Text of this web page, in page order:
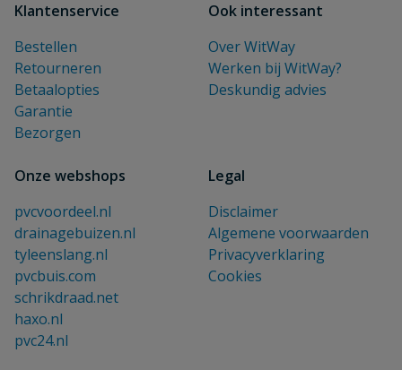
Klantenservice
Bestellen
Retourneren
Betaalopties
Garantie
Bezorgen
Ook interessant
Over WitWay
Werken bij WitWay?
Deskundig advies
Onze webshops
pvcvoordeel.nl
drainagebuizen.nl
tyleenslang.nl
pvcbuis.com
schrikdraad.net
haxo.nl
pvc24.nl
Legal
Disclaimer
Algemene voorwaarden
Privacyverklaring
Cookies